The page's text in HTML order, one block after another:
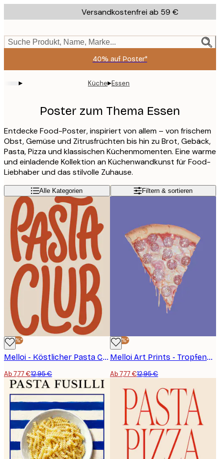
to
content.
Versandkostenfrei ab 59 €
Suche Produkt, Name, Marke...
40% auf Poster*
▸ Küche▸Essen
Poster zum Thema Essen
Entdecke Food-Poster, inspiriert von allem – von frischem
Obst, Gemüse und Zitrusfrüchten bis hin zu Brot, Gebäck,
Pasta, Pizza und klassischen Küchenmomenten. Eine warme
und einladende Kollektion an Küchenwandkunst für Food-
Liebhaber und das stilvolle Zuhause.
Alle Kategorien Filtern & sortieren
-40%*
Melloi - Köstlicher Pasta Club Poster
Ab 7,77 €12,95 €
-40%*
Melloi Art Prints - Tropfende Glitzer Pizza Poster
Ab 7,77 €12,95 €